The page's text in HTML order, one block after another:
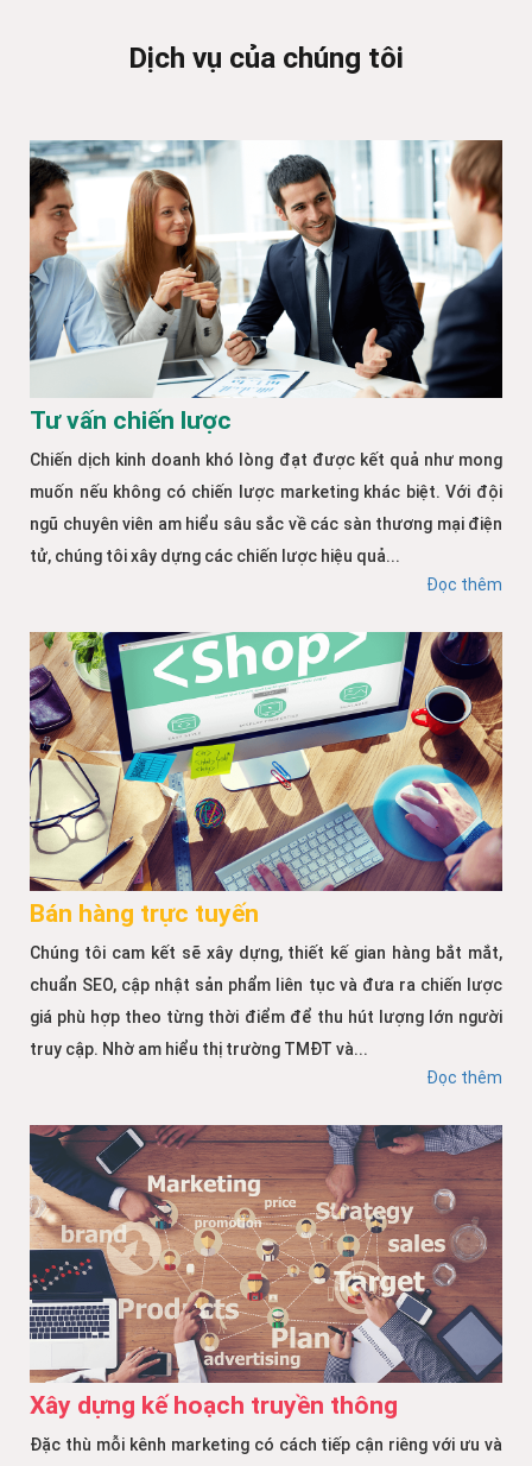
Dịch vụ của chúng tôi
Tư vấn chiến lược
Chiến dịch kinh doanh khó lòng đạt được kết quả như mong
muốn nếu không có chiến lược marketing khác biệt. Với đội
ngũ chuyên viên am hiểu sâu sắc về các sàn thương mại điện
tử, chúng tôi xây dựng các chiến lược hiệu quả...
Đọc thêm
Bán hàng trực tuyến
Chúng tôi cam kết sẽ xây dựng, thiết kế gian hàng bắt mắt,
chuẩn SEO, cập nhật sản phẩm liên tục và đưa ra chiến lược
giá phù hợp theo từng thời điểm để thu hút lượng lớn người
truy cập. Nhờ am hiểu thị trường TMĐT và...
Đọc thêm
Xây dựng kế hoạch truyền thông
Đặc thù mỗi kênh marketing có cách tiếp cận riêng với ưu và